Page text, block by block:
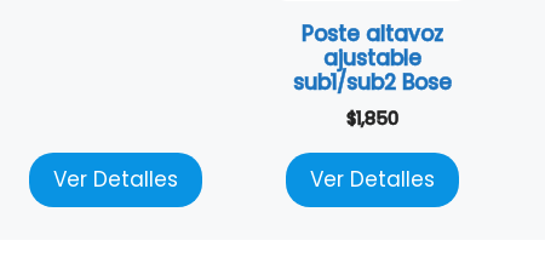
Ver Detalles
Poste altavoz
ajustable
sub1/sub2 Bose
$1,850
Ver Detalles